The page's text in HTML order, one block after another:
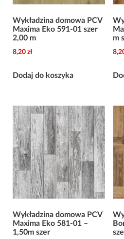
Wykładzina domowa PCV
Maxima Eko 591-01 szer
2,00 m
8,20 zł
Dodaj do koszyka
m
Wykładzina domowa PCV
Maxima Eko 581-01 –
1,50m szer